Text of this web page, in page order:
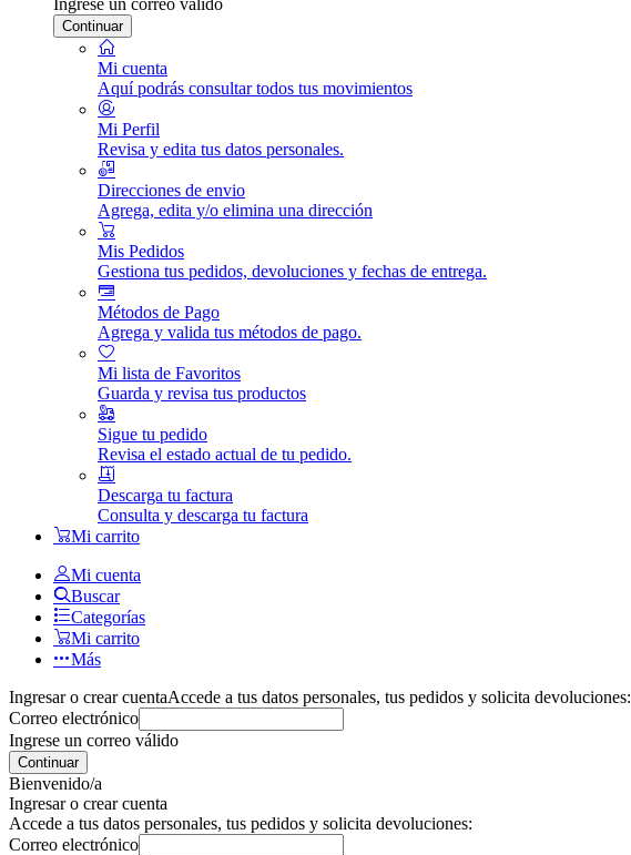
Continuar
Mi cuenta
Aquí podrás consultar todos tus movimientos
Mi Perfil
Revisa y edita tus datos personales.
Direcciones de envio
Agrega, edita y/o elimina una dirección
Mis Pedidos
Gestiona tus pedidos, devoluciones y fechas de entrega.
Métodos de Pago
Agrega y valida tus métodos de pago.
Mi lista de Favoritos
Guarda y revisa tus productos
Sigue tu pedido
Revisa el estado actual de tu pedido.
Descarga tu factura
Consulta y descarga tu factura
Mi carrito
Mi cuenta
Buscar
Categorías
Mi carrito
Más
Ingresar o crear cuentaAccede a tus datos personales, tus pedidos y solicita devoluciones:
Correo electrónico
Ingrese un correo válido
Continuar
Bienvenido/a
Ingresar o crear cuenta
Accede a tus datos personales, tus pedidos y solicita devoluciones:
Correo electrónico